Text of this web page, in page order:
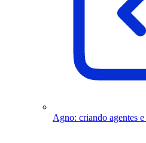
Agno: criando agentes